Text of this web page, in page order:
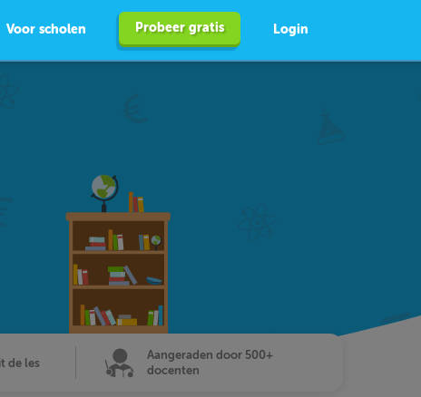
Voor scholen Probeer gratis Login
de les
Aangeraden door 500+
docenten